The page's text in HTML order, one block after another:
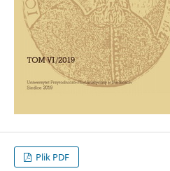
Plik PDF